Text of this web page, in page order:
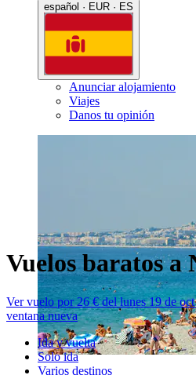
español · EUR · ES
Anunciar alojamiento
Viajes
Danos tu opinión
Vuelos baratos a
Ver vuelo por 26 € del lunes 19 de
ventana nueva
Ida y vuelta
Solo ida
Varios destinos